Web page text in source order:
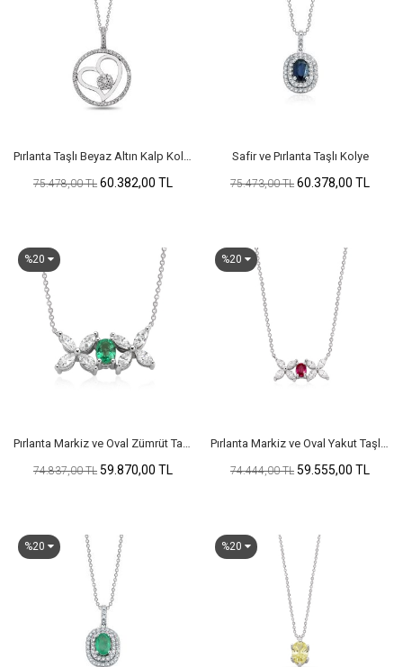
Pırlanta Taşlı Beyaz Altın Kalp Kolye
75.478,00 TL 60.382,00 TL
Safir ve Pırlanta Taşlı Kolye
75.473,00 TL 60.378,00 TL
%20
Pırlanta Markiz ve Oval Zümrüt Taşlı Kolye
74.837,00 TL 59.870,00 TL
%20
Pırlanta Markiz ve Oval Yakut Taşlı Kolye
74.444,00 TL 59.555,00 TL
%20 %20